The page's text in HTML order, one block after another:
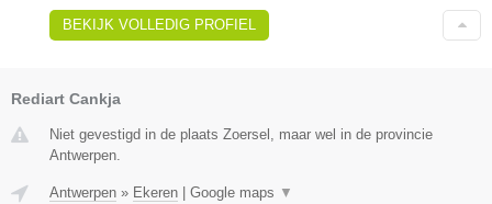
BEKIJK VOLLEDIG PROFIEL
Rediart Cankja
Niet gevestigd in de plaats Zoersel, maar wel in de provincie
Antwerpen.
Antwerpen » Ekeren | Google maps ▼